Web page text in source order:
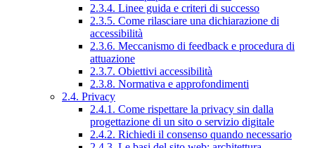
2.3.4. Linee guida e criteri di successo
2.3.5. Come rilasciare una dichiarazione di
accessibilità
2.3.6. Meccanismo di feedback e procedura di
attuazione
2.3.7. Obiettivi accessibilità
2.3.8. Normativa e approfondimenti
2.4. Privacy
2.4.1. Come rispettare la privacy sin dalla
progettazione di un sito o servizio digitale
2.4.2. Richiedi il consenso quando necessario